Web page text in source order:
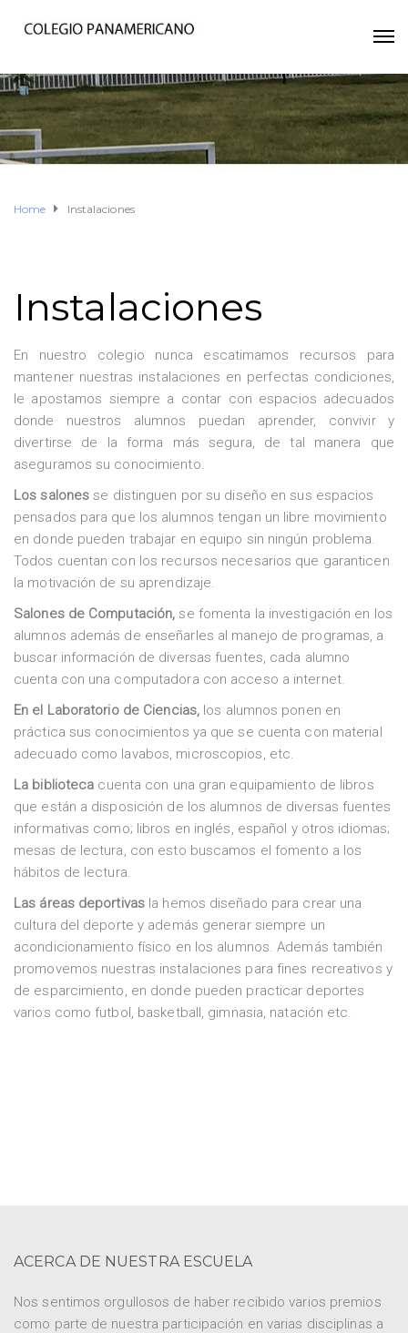
Home Instalaciones
Instalaciones
En nuestro colegio nunca escatimamos recursos para
mantener nuestras instalaciones en perfectas condiciones,
le apostamos siempre a contar con espacios adecuados
donde nuestros alumnos puedan aprender, convivir y
divertirse de la forma más segura, de tal manera que
aseguramos su conocimiento.
Los salones se distinguen por su diseño en sus espacios
pensados para que los alumnos tengan un libre movimiento
en donde pueden trabajar en equipo sin ningún problema.
Todos cuentan con los recursos necesarios que garanticen
la motivación de su aprendizaje.
Salones de Computación, se fomenta la investigación en los
alumnos además de enseñarles al manejo de programas, a
buscar información de diversas fuentes, cada alumno
cuenta con una computadora con acceso a internet.
En el Laboratorio de Ciencias, los alumnos ponen en
práctica sus conocimientos ya que se cuenta con material
adecuado como lavabos, microscopios, etc.
La biblioteca cuenta con una gran equipamiento de libros
que están a disposición de los alumnos de diversas fuentes
informativas como; libros en inglés, español y otros idiomas;
mesas de lectura, con esto buscamos el fomento a los
hábitos de lectura.
Las áreas deportivas la hemos diseñado para crear una
cultura del deporte y además generar siempre un
acondicionamiento físico en los alumnos. Además también
promovemos nuestras instalaciones para fines recreativos y
de esparcimiento, en donde pueden practicar deportes
varios como futbol, basketball, gimnasia, natación etc.
ACERCA DE NUESTRA ESCUELA
Nos sentimos orgullosos de haber recibido varios premios
como parte de nuestra participación en varias disciplinas a